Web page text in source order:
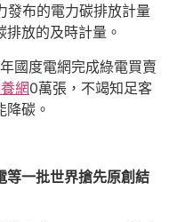
發布的電力碳排放計量
放的及時計量。
國度電網完成綠電買賣
網0萬張，不竭知足客
碳。
等一批世界搶先原創結